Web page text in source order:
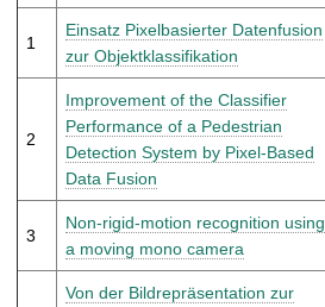
f
1
Einsatz Pixelbasierter Datenfusion
zur Objektklassifikation
2
Improvement of the Classifier
Performance of a Pedestrian
Detection System by Pixel-Based
Data Fusion
3
Non-rigid-motion recognition using
a moving mono camera
Von der Bildrepräsentation zur